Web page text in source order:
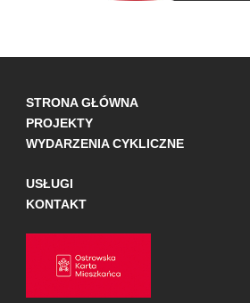
STRONA GŁÓWNA
PROJEKTY
WYDARZENIA CYKLICZNE
USŁUGI
KONTAKT